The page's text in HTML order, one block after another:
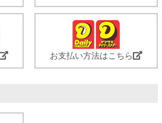
お支払い方法はこちら